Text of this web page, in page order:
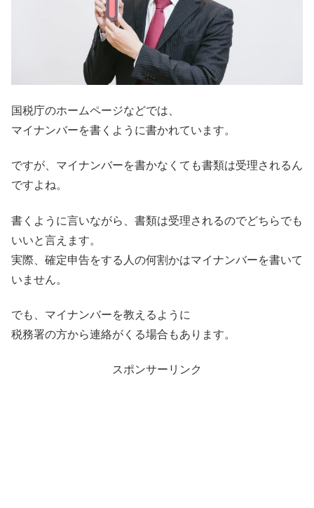
国税庁のホームページなどでは、
マイナンバーを書くように書かれています。
ですが、マイナンバーを書かなくても書類は受理されるん
ですよね。
書くように言いながら、書類は受理されるのでどちらでも
いいと言えます。
実際、確定申告をする人の何割かはマイナンバーを書いて
いません。
でも、マイナンバーを教えるように
税務署の方から連絡がくる場合もあります。
スポンサーリンク